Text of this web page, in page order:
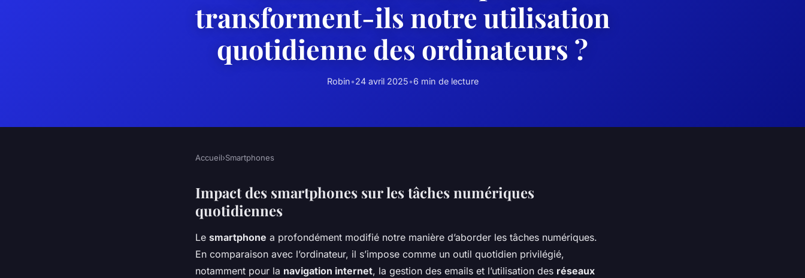
transforment-ils notre utilisation
quotidienne des ordinateurs ?
Robin•24 avril 2025•6 min de lecture
Accueil›Smartphones
Impact des smartphones sur les tâches numériques
quotidiennes
Le smartphone a profondément modifié notre manière d’aborder les tâches numériques.
En comparaison avec l’ordinateur, il s’impose comme un outil quotidien privilégié,
notamment pour la navigation internet, la gestion des emails et l’utilisation des réseaux